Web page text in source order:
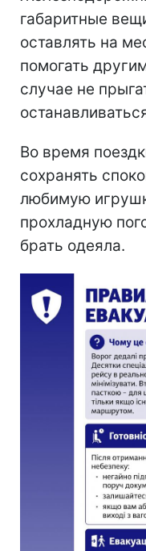
габаритные
оставлять на
помогать
случае не
Во время
сохранять
любимую
прохладную
брать одеяла.